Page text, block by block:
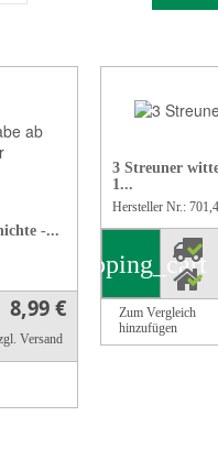
-...
8,99 €
Versand
3 Streuner
1...
Hersteller Nr.:
shopping_cart
Zum Vergleich
hinzufügen